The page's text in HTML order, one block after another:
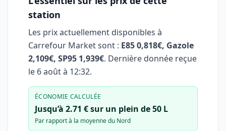
station
Les prix actuellement disponibles à
Carrefour Market sont : E85 0,818€, Gazole
2,109€, SP95 1,939€. Dernière donnée reçue
le 6 août à 12:32.
ÉCONOMIE CALCULÉE
Jusqu’à 2.71 € sur un plein de 50 L
Par rapport à la moyenne du Nord